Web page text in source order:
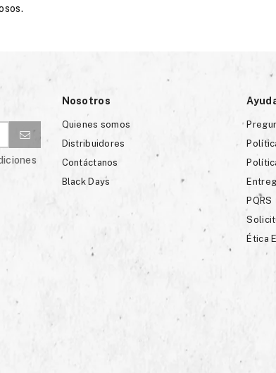
Nosotros
Quienes somos
Distribuidores
Contáctanos
Black Days
PQRS
Ética